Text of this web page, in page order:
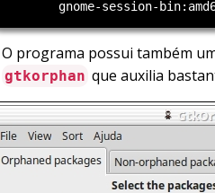
O programa possui também
gtkorphan que auxilia